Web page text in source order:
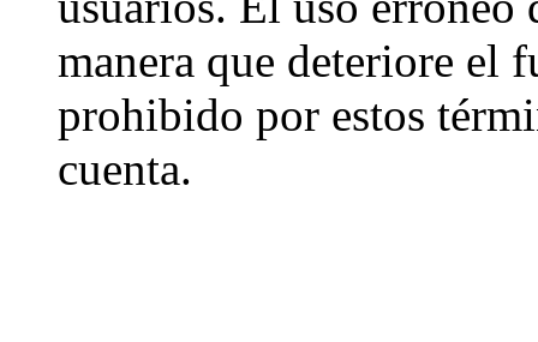
manera que deteriore el
prohibido por estos
cuenta.